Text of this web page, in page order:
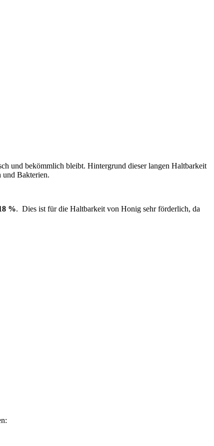
und bekömmlich bleibt. Hintergrund dieser langen Haltbarkeit
und Bakterien.
%. Dies ist für die Haltbarkeit von Honig sehr förderlich, da